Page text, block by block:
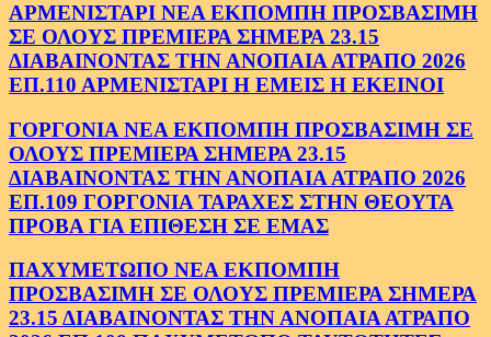
ΑΡΜΕΝΙΣΤΑΡΙ ΝΕΑ ΕΚΠΟΜΠΗ ΠΡΟΣΒΑΣΙΜΗ
ΣΕ ΟΛΟΥΣ ΠΡΕΜΙΕΡΑ ΣΗΜΕΡΑ 23.15
ΔΙΑΒΑΙΝΟΝΤΑΣ ΤΗΝ ΑΝΟΠΑΙΑ ΑΤΡΑΠΟ 2026
ΕΠ.110 ΑΡΜΕΝΙΣΤΑΡΙ Η ΕΜΕΙΣ Η ΕΚΕΙΝΟΙ
ΓΟΡΓΟΝΙΑ ΝΕΑ ΕΚΠΟΜΠΗ ΠΡΟΣΒΑΣΙΜΗ ΣΕ
ΟΛΟΥΣ ΠΡΕΜΙΕΡΑ ΣΗΜΕΡΑ 23.15
ΔΙΑΒΑΙΝΟΝΤΑΣ ΤΗΝ ΑΝΟΠΑΙΑ ΑΤΡΑΠΟ 2026
ΕΠ.109 ΓΟΡΓΟΝΙΑ ΤΑΡΑΧΕΣ ΣΤΗΝ ΘΕΟΥΤΑ
ΠΡΟΒΑ ΓΙΑ ΕΠΙΘΕΣΗ ΣΕ ΕΜΑΣ
ΠΑΧΥΜΕΤΩΠΟ ΝΕΑ ΕΚΠΟΜΠΗ
ΠΡΟΣΒΑΣΙΜΗ ΣΕ ΟΛΟΥΣ ΠΡΕΜΙΕΡΑ ΣΗΜΕΡΑ
23.15 ΔΙΑΒΑΙΝΟΝΤΑΣ ΤΗΝ ΑΝΟΠΑΙΑ ΑΤΡΑΠΟ